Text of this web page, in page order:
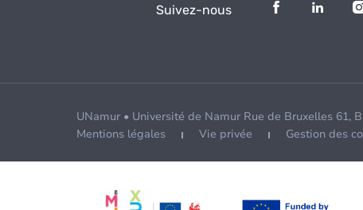
Suivez-nous
UNamur • Université de Namur Rue de Bruxelles 61,
Mentions légales
Vie privée Gestion des